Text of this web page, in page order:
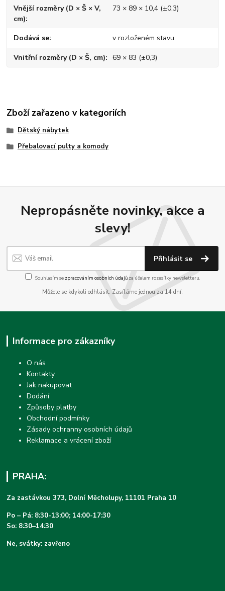
Vnější rozměry (D × Š × V,
cm)
73 × 89 × 10,4 (±0,3)
Dodává se v rozloženém stavu
Vnitřní rozměry (D × Š, cm) 69 × 83 (±0,3)
Zboží zařazeno v kategoriích
Dětský nábytek
Přebalovací pulty a komody
Nepropásněte novinky, akce a
slevy!
Přihlásit se
Souhlasím se zpracováním osobních údajůza účelem rozesílky newsletteru.
Můžete se kdykoli odhlásit. Zasíláme jednou za 14 dní.
Informace pro zákazníky
O nás
Kontakty
Jak nakupovat
Dodání
Způsoby platby
Obchodní podmínky
Zásady ochranny osobních údajů
Reklamace a vrácení zboží
PRAHA:
Za zastávkou 373, Dolní Měcholupy, 11101 Praha 10
Po – Pá: 8:30-13:00; 14:00-17:30
So: 8:30–14:30
Ne, svátky: zavřeno